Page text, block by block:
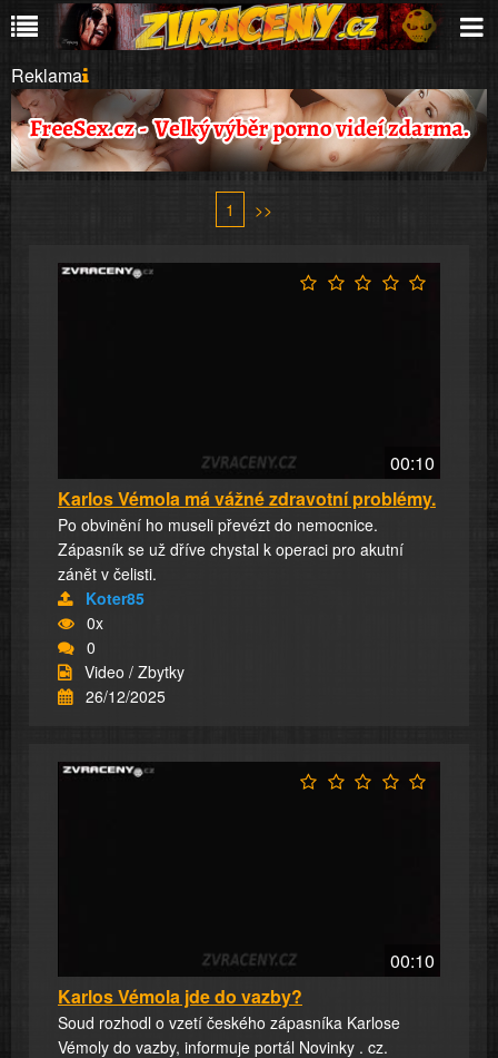
Reklama
1 >>
00:10
Karlos Vémola má vážné zdravotní problémy.
Po obvinění ho museli převézt do nemocnice.
Zápasník se už dříve chystal k operaci pro akutní
zánět v čelisti.
Koter85
0x
0
Video / Zbytky
26/12/2025
00:10
Karlos Vémola jde do vazby?
Soud rozhodl o vzetí českého zápasníka Karlose
Vémoly do vazby, informuje portál Novinky . cz.